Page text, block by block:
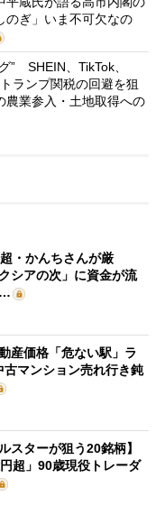
ぎ」いま不可欠なの
” SHEIN、TikTok、
ランプ関税の回避を狙
業参入・土地取得への
超・かんちさんが厳
シアの次」に資金が流
…
産価格「危ない駅」ラ
古マンション売れ行き鈍
スターが狙う20銘柄】
円超」90歳現役トレーダ